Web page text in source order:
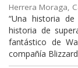
Herrera Moraga,
“Una historia
historia de
fantástico de
compañía